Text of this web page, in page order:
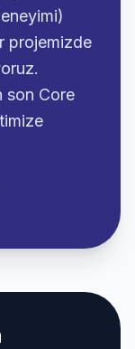
projemizde
son Core